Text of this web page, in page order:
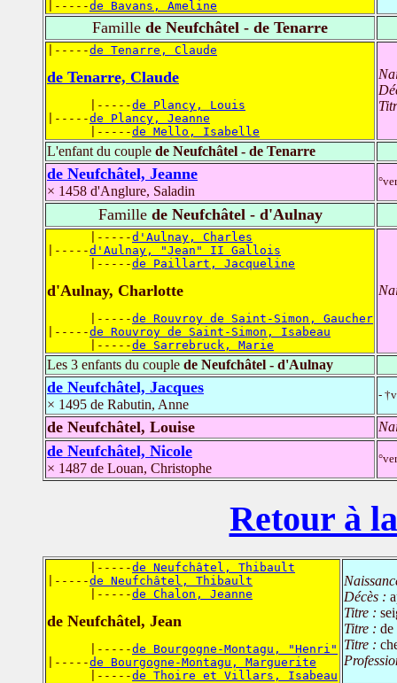
|-----de Bavans, Ameline
Famille de Neufchâtel - de Tenarre
|-----de Tenarre, Claude
de Tenarre, Claude
      |-----
de Plancy, Louis
|-----de Plancy, Jeanne
      |-----
de Mello, Isabelle
L'enfant du couple de Neufchâtel - de Tenarre
de Neufchâtel, Jeanne
× 1458 d'Anglure, Saladin
Famillede Neufchâtel - d'Aulnay
      |-----
d'Aulnay, Charles
|-----d'Aulnay, "Jean" II Gallois
      |-----
de Paillart, Jacqueline
d'Aulnay, Charlotte
      |-----
de Rouvroy de Saint-Simon, Gaucher
|-----de Rouvroy de Saint-Simon, Isabeau
      |-----
de Sarrebruck, Marie
Les 3 enfants du couple de Neufchâtel - d'Aulnay
de Neufchâtel, Jacques
× 1495 de Rabutin, Anne
-
de Neufchâtel, Louise
de Neufchâtel, Nicole
× 1487 de Louan, Christophe
Retour à
      |-----
de Neufchâtel, Thibault
|-----de Neufchâtel, Thibault
      |-----
de Chalon, Jeanne
de Neufchâtel, Jean
      |-----
de Bourgogne-Montagu, "Henri"
|-----de Bourgogne-Montagu, Marguerite
      |-----
de Thoire et Villars, Isabeau
Décès :
Titre :
Titre : de
Titre :